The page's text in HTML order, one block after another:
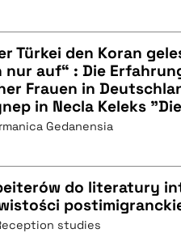
Türkei den Koran
auf“ : Die
Frauen in
in Necla Keleks
Gedanensia
do literatury
studies